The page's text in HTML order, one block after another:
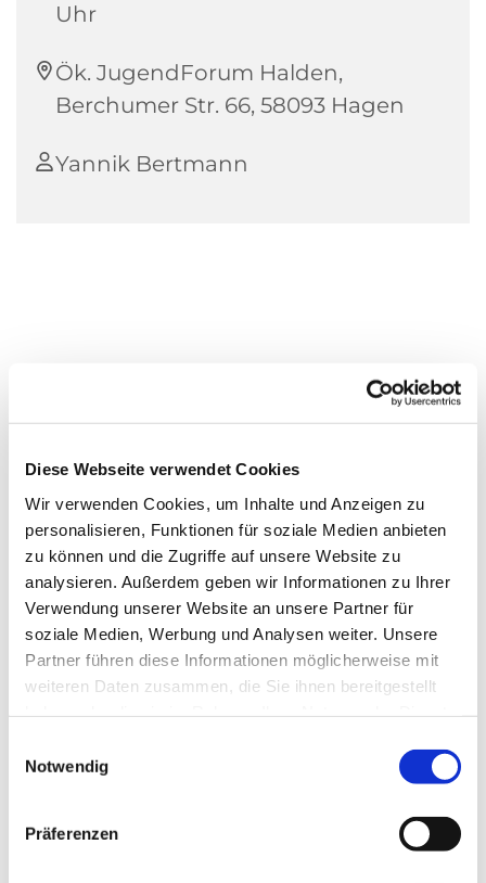
Diese Webseite verwendet Cookies
Wir verwenden Cookies, um Inhalte und Anzeigen zu
personalisieren, Funktionen für soziale Medien anbieten
zu können und die Zugriffe auf unsere Website zu
analysieren. Außerdem geben wir Informationen zu Ihrer
Verwendung unserer Website an unsere Partner für
soziale Medien, Werbung und Analysen weiter. Unsere
Partner führen diese Informationen möglicherweise mit
weiteren Daten zusammen, die Sie ihnen bereitgestellt
Notwendig
Präferenzen
Uhr
Ök. JugendForum Halden,
Berchumer Str. 66, 58093 Hagen
Yannik Bertmann
Dies könnte Sie auch